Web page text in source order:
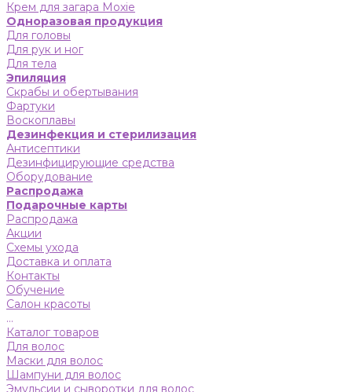
Крем для загара Moxie
Одноразовая продукция
Для головы
Для рук и ног
Для тела
Эпиляция
Скрабы и обертывания
Фартуки
Воскоплавы
Дезинфекция и стерилизация
Антисептики
Дезинфицирующие средства
Оборудование
Распродажа
Подарочные карты
Распродажа
Акции
Схемы ухода
Доставка и оплата
Контакты
Обучение
Салон красоты
...
Каталог товаров
Для волос
Маски для волос
Шампуни для волос
Эмульсии и сыворотки для волос